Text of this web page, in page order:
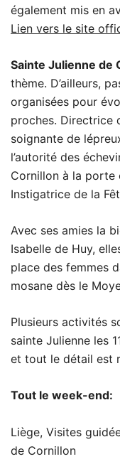
également mis en
Lien vers le site
Sainte Julienne de
thème. D’ailleurs,
organisées pour
proches. Directrice
soignante de
l’autorité des
Cornillon à la porte
Instigatrice de la
Avec ses amies la
Isabelle de Huy,
place des femmes
mosane dès le
Plusieurs activités
sainte Julienne les
et tout le détail est
Tout le week-end:
Liège, Visites
de Cornillon